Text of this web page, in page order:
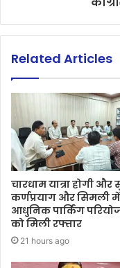
Related Articles
चारधाम यात्रा होगी
कर्णप्रयाग और सिमली में
आधुनिक पार्किंग
को मिली रफ्तार
21 hours ago